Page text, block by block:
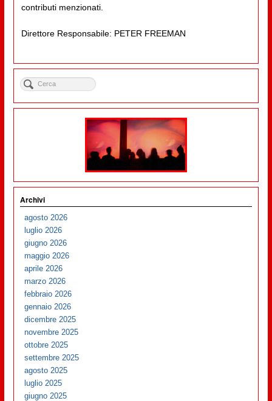
contributi menzionati.
Direttore Responsabile: PETER FREEMAN
Archivi
agosto 2026
luglio 2026
giugno 2026
maggio 2026
aprile 2026
marzo 2026
febbraio 2026
gennaio 2026
dicembre 2025
novembre 2025
ottobre 2025
settembre 2025
agosto 2025
luglio 2025
giugno 2025